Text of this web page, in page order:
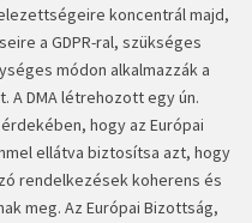
koncentrál majd,
a GDPR-ral, szükséges
módon alkalmazzák a
A DMA létrehozott egy ún.
hogy az Európai
ellátva biztosítsa azt, hogy
rendelkezések koherens és
meg. Az Európai Bizottság,